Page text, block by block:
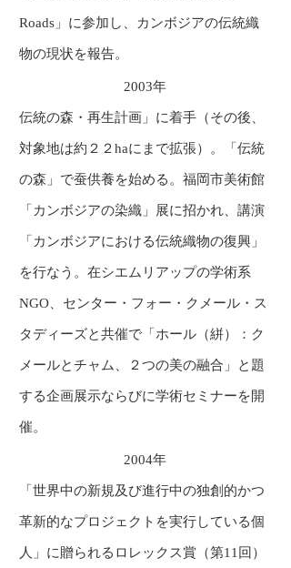
Roads」に参加し、カンボジアの伝統織
物の現状を報告。
2003年
伝統の森・再生計画」に着手（その後、
対象地は約２２haにまで拡張）。「伝統
の森」で蚕供養を始める。福岡市美術館
「カンボジアの染織」展に招かれ、講演
「カンボジアにおける伝統織物の復興」
を行なう。在シエムリアップの学術系
NGO、センター・フォー・クメール・ス
タディーズと共催で「ホール（絣）：ク
メールとチャム、２つの美の融合」と題
する企画展示ならびに学術セミナーを開
催。
2004年
「世界中の新規及び進行中の独創的かつ
革新的なプロジェクトを実行している個
人」に贈られるロレックス賞（第11回）